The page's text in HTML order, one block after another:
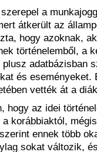
a
átkerült az
hogy azoknak,
történelemből, a
adatbázisban
és eseményeket.
vették át a
hogy az idei
korábbiaktól,
ennek több
sokat változik,